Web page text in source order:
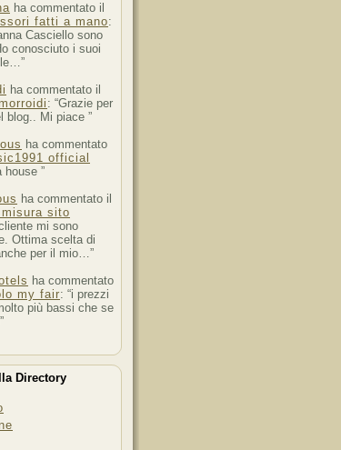
ha commentato il
fatti a mano:
Casciello sono
conosciuto i suoi
ha commentato il
: “Grazie per
blog.. Mi piace ”
ha commentato
official
house ”
ha commentato il
sito
mi sono
Ottima scelta di
per il mio…”
ha commentato
my fair: “i prezzi
più bassi che se
Directory